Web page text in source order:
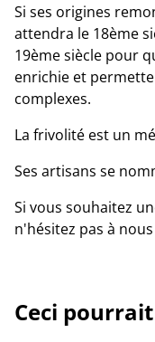
Si ses origines
attendra le 18ème
19ème siècle pour
enrichie et
complexes.
La frivolité est un
Ses artisans se
Si vous souhaitez
n'hésitez pas à
Ceci